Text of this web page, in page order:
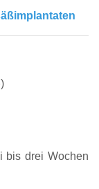
bis drei Wochen